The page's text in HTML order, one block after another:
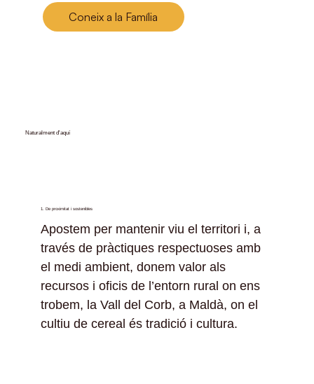
Coneix a la Família
Naturalment d'aquí
1. De proximitat i sostenibles
Apostem per mantenir viu el territori i, a
través de pràctiques respectuoses amb
el medi ambient, donem valor als
recursos i oficis de l’entorn rural on ens
trobem, la Vall del Corb, a Maldà, on el
cultiu de cereal és tradició i cultura.